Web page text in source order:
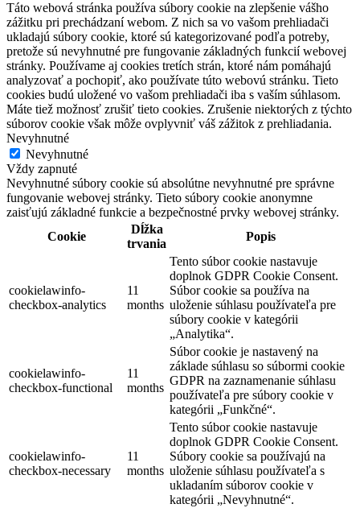
Táto webová stránka používa súbory cookie na zlepšenie vášho
zážitku pri prechádzaní webom. Z nich sa vo vašom prehliadači
ukladajú súbory cookie, ktoré sú kategorizované podľa potreby,
pretože sú nevyhnutné pre fungovanie základných funkcií webovej
stránky. Používame aj cookies tretích strán, ktoré nám pomáhajú
analyzovať a pochopiť, ako používate túto webovú stránku. Tieto
cookies budú uložené vo vašom prehliadači iba s vaším súhlasom.
Máte tiež možnosť zrušiť tieto cookies. Zrušenie niektorých z týchto
súborov cookie však môže ovplyvniť váš zážitok z prehliadania.
Nevyhnutné
Nevyhnutné
Vždy zapnuté
Nevyhnutné súbory cookie sú absolútne nevyhnutné pre správne
fungovanie webovej stránky. Tieto súbory cookie anonymne
zaisťujú základné funkcie a bezpečnostné prvky webovej stránky.
Cookie
Dĺžka
trvania
Popis
cookielawinfo-
checkbox-analytics
11
months
Tento súbor cookie nastavuje
doplnok GDPR Cookie Consent.
Súbor cookie sa používa na
uloženie súhlasu používateľa pre
súbory cookie v kategórii
„Analytika“.
cookielawinfo-
checkbox-functional
11
months
Súbor cookie je nastavený na
základe súhlasu so súbormi cookie
GDPR na zaznamenanie súhlasu
používateľa pre súbory cookie v
kategórii „Funkčné“.
cookielawinfo-
checkbox-necessary
11
months
Tento súbor cookie nastavuje
doplnok GDPR Cookie Consent.
Súbory cookie sa používajú na
uloženie súhlasu používateľa s
ukladaním súborov cookie v
kategórii „Nevyhnutné“.